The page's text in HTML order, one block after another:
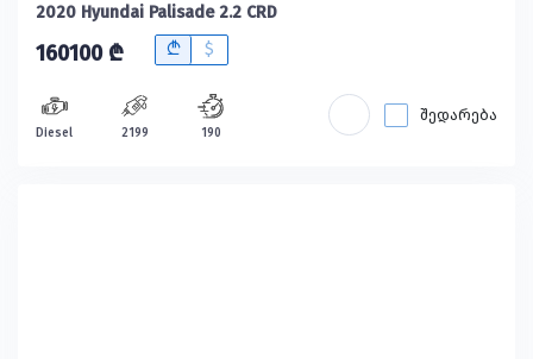
2020 Hyundai Palisade 2.2 CRD
160100 ₾ B $
Diesel 2199 190
შედარება